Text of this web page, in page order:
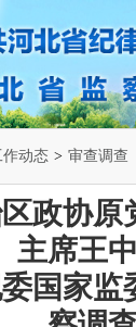
作动态 > 审查调查
政协原
主席王
国家监